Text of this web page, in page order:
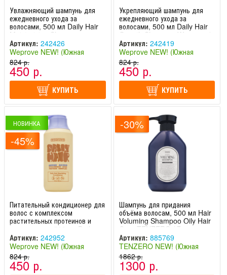
Увлажняющий шампунь для
ежедневного ухода за
волосами, 500 мл Daily Hair
Moisturizing Shampoo
Weprove / Випрув
Артикул: 242426
Weprove NEW! (Южная
Корея)
824 р.
450 р.
КУПИТЬ
Укрепляющий шампунь для
ежедневного ухода за
волосами, 500 мл Daily Hair
Growth Shampoo Weprove /
Випрув
Артикул: 242419
Weprove NEW! (Южная
Корея)
824 р.
450 р.
КУПИТЬ
НОВИНКА
-45%
Питательный кондиционер для
волос с комплексом
растительных протеинов и
аминокислот, 500 мл Daily
Hair Nourishing Conditioner
Weprove / Випрув
Артикул: 242952
Weprove NEW! (Южная
Корея)
824 р.
450 р.
-30%
Шампунь для придания
объёма волосам, 500 мл Hair
Voluming Shampoo Oily Hair
Care TENZERO / Тензеро
Артикул: 885769
TENZERO NEW! (Южная
Корея)
1862 р.
1300 р.